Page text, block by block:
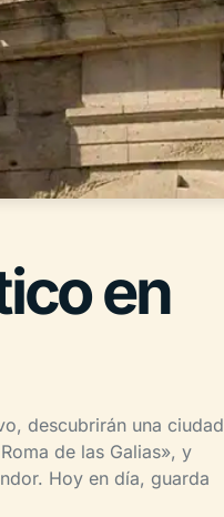
en
descubrirán una ciudad
de las Galias», y
Hoy en día, guarda